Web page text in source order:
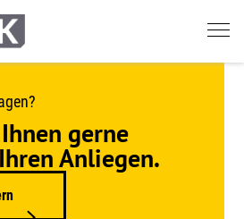
gerne
Anliegen.